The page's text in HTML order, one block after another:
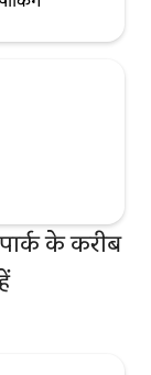
के करीब